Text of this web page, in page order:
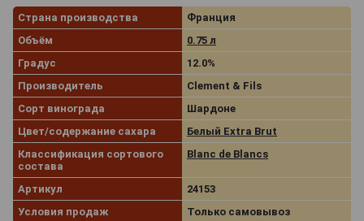
Страна производства
Франция
Объём
0.75 л
Градус
12.0%
Производитель
Clement & Fils
Сорт винограда
Шардоне
Цвет/содержание сахара
Белый Extra Brut
Классификация сортового
состава
Blanc de Blancs
Артикул
24153
Условия продаж
Только самовывоз